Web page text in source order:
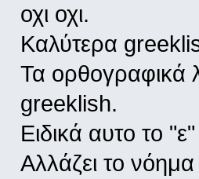
οχι οχι.
Καλύτερα
Τα ορθογραφικά
greeklish.
Ειδικά αυτο το
Αλλάζει το νόημα